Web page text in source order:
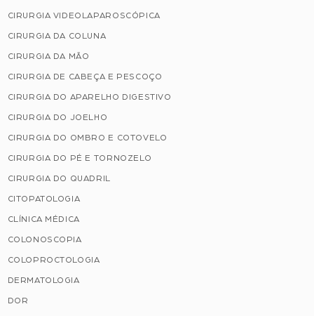
CIRURGIA VIDEOLAPAROSCÓPICA
CIRURGIA DA COLUNA
CIRURGIA DA MÃO
CIRURGIA DE CABEÇA E PESCOÇO
CIRURGIA DO APARELHO DIGESTIVO
CIRURGIA DO JOELHO
CIRURGIA DO OMBRO E COTOVELO
CIRURGIA DO PÉ E TORNOZELO
CIRURGIA DO QUADRIL
CITOPATOLOGIA
CLÍNICA MÉDICA
COLONOSCOPIA
COLOPROCTOLOGIA
DERMATOLOGIA
DOR